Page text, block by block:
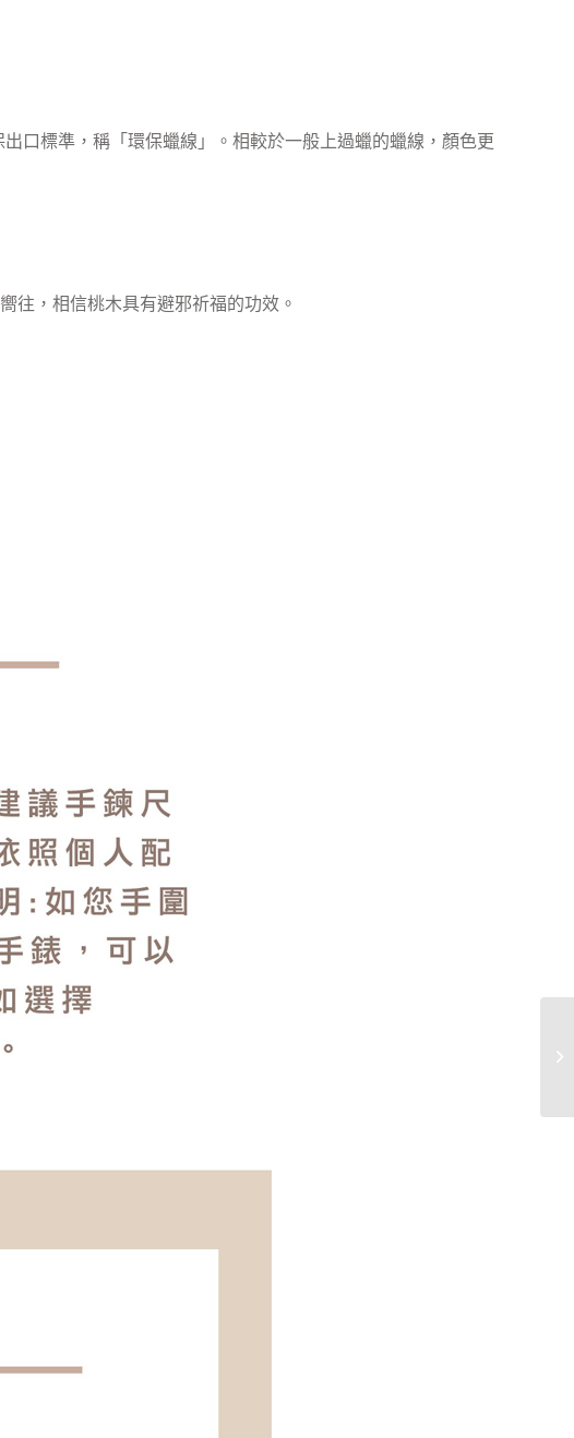
口標準，稱「環保蠟線」。相較於一般上過蠟的蠟線，顏色更
往，相信桃木具有避邪祈福的功效。